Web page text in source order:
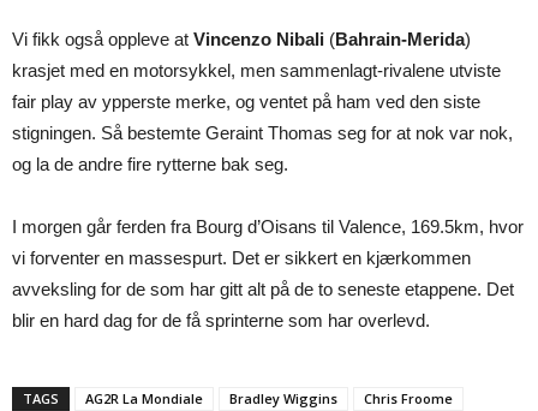
Vi fikk også oppleve at Vincenzo Nibali (Bahrain-Merida)
krasjet med en motorsykkel, men sammenlagt-rivalene utviste
fair play av ypperste merke, og ventet på ham ved den siste
stigningen. Så bestemte Geraint Thomas seg for at nok var nok,
og la de andre fire rytterne bak seg.
I morgen går ferden fra Bourg d’Oisans til Valence, 169.5km, hvor
vi forventer en massespurt. Det er sikkert en kjærkommen
avveksling for de som har gitt alt på de to seneste etappene. Det
blir en hard dag for de få sprinterne som har overlevd.
TAGS AG2R La Mondiale Bradley Wiggins
Chris Froome